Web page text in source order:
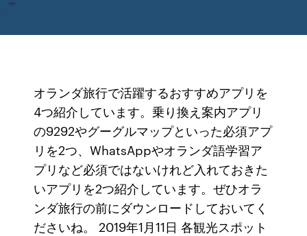
オランダ旅行で活躍するおすすめアプリを
4つ紹介しています。乗り換え案内アプリ
の9292やグーグルマップといった必須アプ
リを2つ、WhatsAppやオランダ語学習ア
プリなど必須ではないけれど入れておきた
いアプリを2つ紹介しています。ぜひオラ
ンダ旅行の前にダウンロードしておいてく
ださいね。 2019年1月11日 各観光スポット